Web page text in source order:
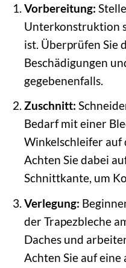
Vorbereitung:
Unterkonstruktion
ist. Überprüfen Sie
Beschädigungen
gegebenenfalls.
Zuschnitt:
Bedarf mit einer
Winkelschleifer auf
Achten Sie dabei
Schnittkante, um
Verlegung:
der Trapezbleche
Daches und
Achten Sie auf